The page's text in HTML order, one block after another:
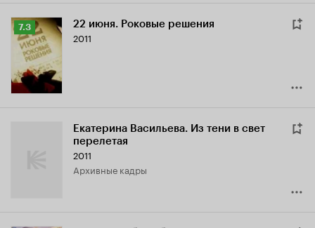
Рейтинг
Кинопоиска
7.3
7.3 22 июня. Роковые решения
2011
Екатерина Васильева. Из тени в свет
перелетая
2011
архивные кадры